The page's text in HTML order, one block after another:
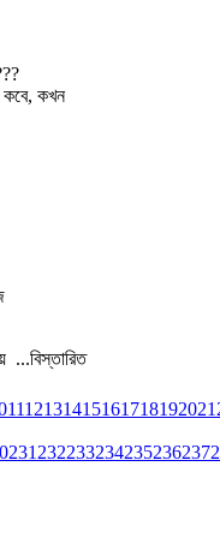
কবে, কখন
...বিস্তারিত
1112131415161718192021
231 232233234235236237